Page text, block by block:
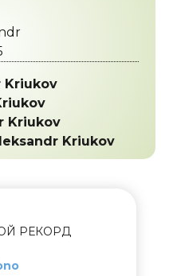
РЕКОРД
Kriukov
Kriukov
Kriukov